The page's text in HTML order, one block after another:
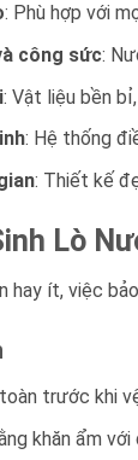
: Phù hợp với
công sức:
: Vật liệu bền
: Hệ thống
: Thiết kế
Lò
hay ít, việc
trước khi
khăn ẩm với